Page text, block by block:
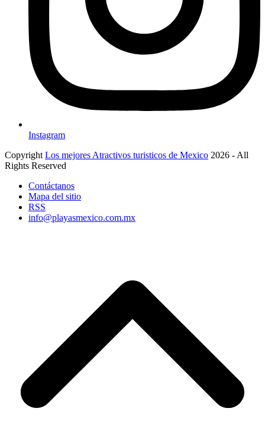
Instagram
Copyright Los mejores Atractivos turisticos de Mexico 2026 - All
Rights Reserved
Contáctanos
Mapa del sitio
RSS
info@playasmexico.com.mx